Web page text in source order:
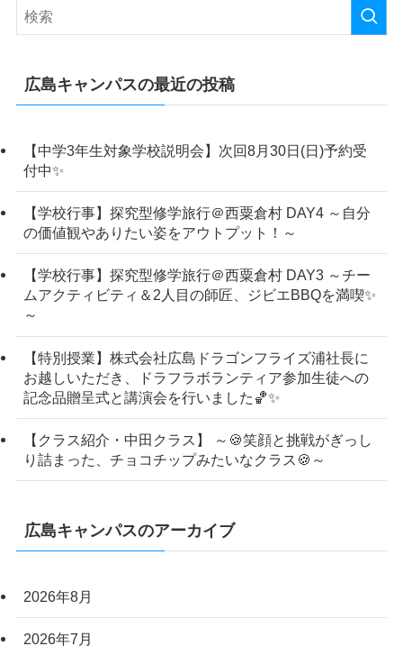
広島キャンパスの最近の投稿
【中学3年生対象学校説明会】次回8月30日(日)予約受
付中✨
【学校行事】探究型修学旅行＠西粟倉村 DAY4 ～自分
の価値観やありたい姿をアウトプット！～
【学校行事】探究型修学旅行＠西粟倉村 DAY3 ～チー
ムアクティビティ＆2人目の師匠、ジビエBBQを満喫✨
～
【特別授業】株式会社広島ドラゴンフライズ浦社長に
お越しいただき、ドラフラボランティア参加生徒への
記念品贈呈式と講演会を行いました🏀✨
【クラス紹介・中田クラス】 ～🍪笑顔と挑戦がぎっし
り詰まった、チョコチップみたいなクラス🍪～
広島キャンパスのアーカイブ
2026年8月
2026年7月